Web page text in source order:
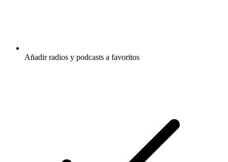
Añadir radios y podcasts a favoritos